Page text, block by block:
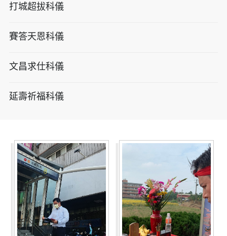
打城超拔科儀
賽答天恩科儀
文昌求仕科儀
延壽祈福科儀